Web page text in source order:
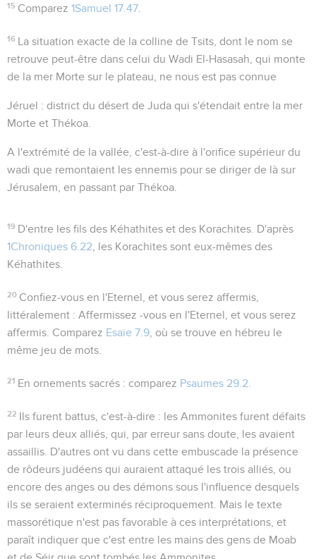
15 Comparez1Samuel 17.47
16 La situation exacte de la colline deTsits , dont le nom se
retrouve peut-être dans celui du Wadi El-Hasasah, qui monte
de la mer Morte sur le plateau, ne nous est pas connue
Jéruel : district du désert de Juda qui s'étendait entre la mer
Morte et Thékoa.
A l'extrémité de la vallée , c'est-à-dire à l'orifice supérieur du
wadi que remontaient les ennemis pour se diriger de là sur
Jérusalem, en passant par Thékoa.
19 D'entre les fils des Kéhathites et des Korachites . D'après
1Chroniques 6.22 , les Korachites sont eux-mêmes des
Kéhathites.
20 Confiez-vous en l'Eternel, et vous serez affermis
littéralement : Affermissez -vous en l'Eternel, et vous serez
affermis . Comparez Esaïe 7.9 , où se trouve en hébreu le
même jeu de mots.
21 En ornements sacrés : comparez Psaumes 29.2
22 Ils furent battus , c'est-à-dire : les Ammonites furent défaits
par leurs deux alliés, qui, par erreur sans doute, les avaient
assaillis. D'autres ont vu dans cette embuscade la présence
de rôdeurs judéens qui auraient attaqué les trois alliés, ou
encore des anges ou des démons sous l'influence desquels
ils se seraient exterminés réciproquement. Mais le texte
massorétique n'est pas favorable à ces interprétations, et
paraît indiquer que c'est entre les mains des gens de Moab